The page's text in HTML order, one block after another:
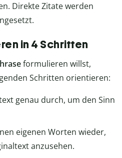
Direkte Zitate werden
in 4 Schritten
formulieren willst,
Schritten orientieren:
genau durch, um den Sinn
eigenen Worten wieder,
anzusehen.